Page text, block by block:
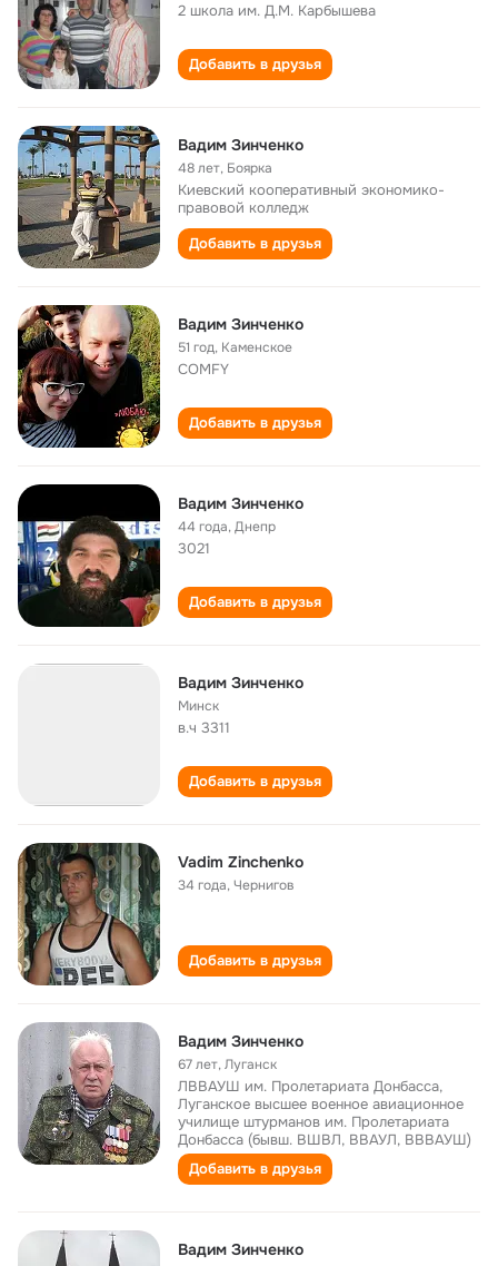
2 школа им. Д.М. Карбышева
Добавить в друзья
Вадим Зинченко
48 лет, Боярка
Киевский кооперативный экономико-
правовой колледж
Добавить в друзья
Вадим Зинченко
51 год, Каменское
COMFY
Добавить в друзья
Вадим Зинченко
44 года,Днепр
3021
Добавить в друзья
Вадим Зинченко
Минск
в.ч 3311
Добавить в друзья
Vadim Zinchenko
34 года,Чернигов
Добавить в друзья
Вадим Зинченко
67 лет,Луганск
ЛВВАУШ им. Пролетариата Донбасса,
Луганское высшее военное авиационное
училище штурманов им. Пролетариата
Донбасса (бывш. ВШВЛ, ВВАУЛ, ВВВАУШ)
Добавить в друзья
Вадим Зинченко